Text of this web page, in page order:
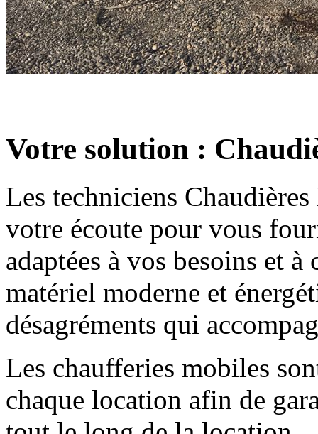
Votre solution :
Les techniciens
votre écoute pour vous
adaptées à vos besoins et
matériel moderne et
désagréments qui
Les chaufferies mobiles
chaque location afin de